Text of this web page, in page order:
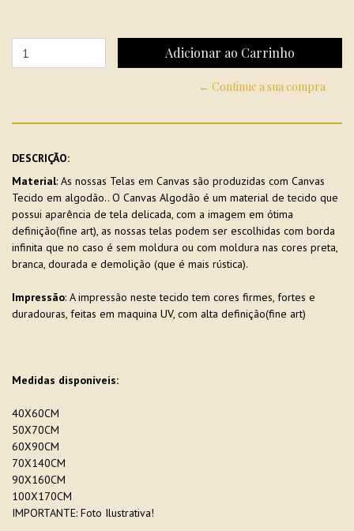
← Continue a sua compra
DESCRIÇÃO:
Material: As nossas Telas em Canvas são produzidas com Canvas
Tecido em algodão.. O Canvas Algodão é um material de tecido que
possui aparência de tela delicada, com a imagem em ótima
definição(fine art), as nossas telas podem ser escolhidas com borda
infinita que no caso é sem moldura ou com moldura nas cores preta,
branca, dourada e demolição (que é mais rústica).
Impressão: A impressão neste tecido tem cores firmes, fortes e
duradouras, feitas em maquina UV, com alta definição(fine art)
Medidas disponíveis:
40X60CM
50X70CM
60X90CM
70X140CM
90X160CM
100X170CM
IMPORTANTE: Foto Ilustrativa!